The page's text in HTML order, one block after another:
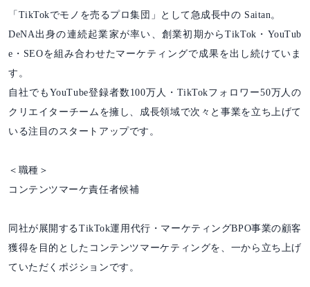
「TikTokでモノを売るプロ集団」として急成長中の Saitan。
DeNA出身の連続起業家が率い、創業初期からTikTok・YouTub
e・SEOを組み合わせたマーケティングで成果を出し続けていま
す。
自社でもYouTube登録者数100万人・TikTokフォロワー50万人の
クリエイターチームを擁し、成長領域で次々と事業を立ち上げて
いる注目のスタートアップです。
＜職種＞
コンテンツマーケ責任者候補
同社が展開するTikTok運用代行・マーケティングBPO事業の顧客
獲得を目的としたコンテンツマーケティングを、一から立ち上げ
ていただくポジションです。